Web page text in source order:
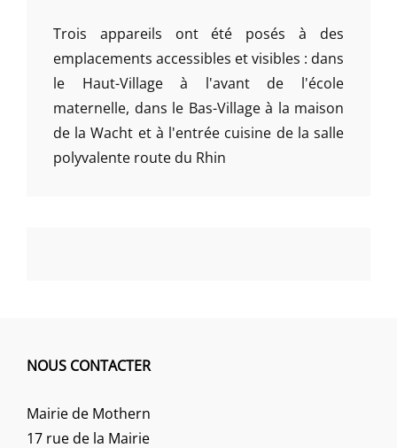
Trois appareils ont été posés à des
emplacements accessibles et visibles : dans
le Haut-Village à l'avant de l'école
maternelle, dans le Bas-Village à la maison
de la Wacht et à l'entrée cuisine de la salle
polyvalente route du Rhin
NOUS CONTACTER
Mairie de Mothern
17 rue de la Mairie